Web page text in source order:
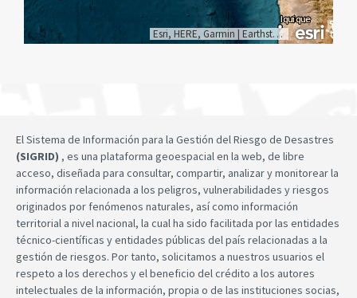
Esri, HERE, Garmin | Earthstar Geographics
El Sistema de Información para la Gestión del Riesgo de Desastres
(SIGRID) , es una plataforma geoespacial en la web, de libre
acceso, diseñada para consultar, compartir, analizar y monitorear la
información relacionada a los peligros, vulnerabilidades y riesgos
originados por fenómenos naturales, así como información
territorial a nivel nacional, la cual ha sido facilitada por las entidades
técnico-científicas y entidades públicas del país relacionadas a la
gestión de riesgos. Por tanto, solicitamos a nuestros usuarios el
respeto a los derechos y el beneficio del crédito a los autores
intelectuales de la información, propia o de las instituciones socias,